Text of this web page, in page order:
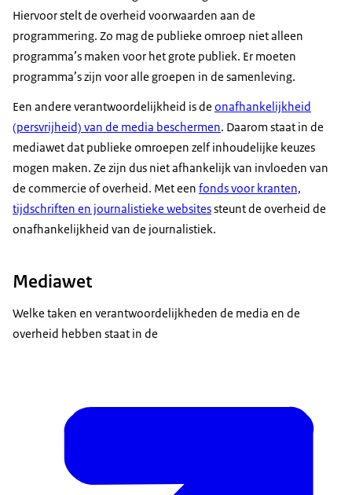
Hiervoor stelt de overheid voorwaarden aan de
programmering. Zo mag de publieke omroep niet alleen
programma’s maken voor het grote publiek. Er moeten
programma’s zijn voor alle groepen in de samenleving.
Een andere verantwoordelijkheid is de onafhankelijkheid
(persvrijheid) van de media beschermen. Daarom staat in de
mediawet dat publieke omroepen zelf inhoudelijke keuzes
mogen maken. Ze zijn dus niet afhankelijk van invloeden van
de commercie of overheid. Met een fonds voor kranten,
tijdschriften en journalistieke websitessteunt de overheid de
onafhankelijkheid van de journalistiek.
Mediawet
Welke taken en verantwoordelijkheden de media en de
overheid hebben staat in de